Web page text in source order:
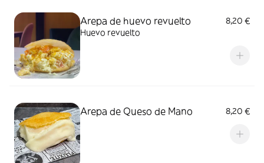
Arepa de huevo revuelto
8,20 €
Huevo revuelto
Arepa de Queso de Mano 8,20 €